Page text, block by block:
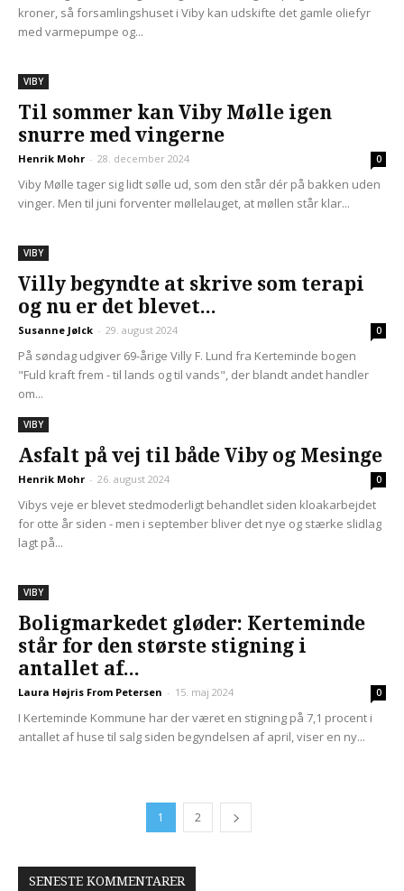
kroner, så forsamlingshuset i Viby kan udskifte det gamle oliefyr
med varmepumpe og...
VIBY
Til sommer kan Viby Mølle igen
snurre med vingerne
Henrik Mohr - 28. december 2024 0
Viby Mølle tager sig lidt sølle ud, som den står dér på bakken uden
vinger. Men til juni forventer møllelauget, at møllen står klar...
VIBY
Villy begyndte at skrive som terapi
og nu er det blevet...
Susanne Jølck - 29. august 2024 0
På søndag udgiver 69-årige Villy F. Lund fra Kerteminde bogen
"Fuld kraft frem - til lands og til vands", der blandt andet handler
om...
VIBY
Asfalt på vej til både Viby og Mesinge
Henrik Mohr - 26. august 2024 0
Vibys veje er blevet stedmoderligt behandlet siden kloakarbejdet
for otte år siden - men i september bliver det nye og stærke slidlag
lagt på...
VIBY
Boligmarkedet gløder: Kerteminde
står for den største stigning i
antallet af...
Laura Højris From Petersen - 15. maj 2024 0
I Kerteminde Kommune har der været en stigning på 7,1 procent i
antallet af huse til salg siden begyndelsen af april, viser en ny...
1 2
SENESTE KOMMENTARER